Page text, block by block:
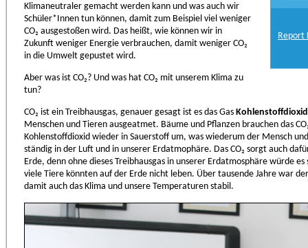
Report
Klimaneutraler gemacht werden kann und was auch wir
Schüler*Innen tun können, damit zum Beispiel viel weniger
CO₂ ausgestoßen wird. Das heißt, wie können wir in
Zukunft weniger Energie verbrauchen, damit weniger CO₂
in die Umwelt gepustet wird.
Aber was ist CO₂? Und was hat CO₂ mit unserem Klima zu
tun?
CO₂ ist ein Treibhausgas, genauer gesagt ist es das Gas Kohlenstoffdioxid
Menschen und Tieren ausgeatmet. Bäume und Pflanzen brauchen das
Kohlenstoffdioxid wieder in Sauerstoff um, was wiederum der Mensch
ständig in der Luft und in unserer Erdatmophäre. Das CO₂ sorgt auch
Erde, denn ohne dieses Treibhausgas in unserer Erdatmosphäre würde
viele Tiere könnten auf der Erde nicht leben. Über tausende Jahre war
damit auch das Klima und unsere Temperaturen stabil.